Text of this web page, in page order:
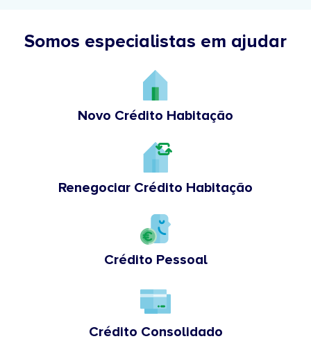
Somos especialistas em ajudar
Novo Crédito Habitação
Renegociar Crédito Habitação
Crédito Pessoal
Crédito Consolidado